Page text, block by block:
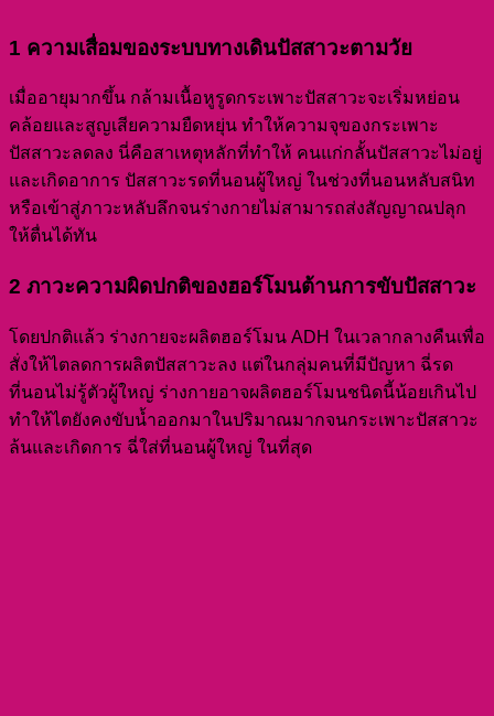
1 ความเสื่อมของระบบทางเดินปัสสาวะตามวัย
เมื่ออายุมากขึ้น กล้ามเนื้อหูรูดกระเพาะปัสสาวะจะเริ่มหย่อน
คล้อยและสูญเสียความยืดหยุ่น ทำให้ความจุของกระเพาะ
ปัสสาวะลดลง นี่คือสาเหตุหลักที่ทำให้ คนแก่กลั้นปัสสาวะไม่อยู่
และเกิดอาการ ปัสสาวะรดที่นอนผู้ใหญ่ ในช่วงที่นอนหลับสนิท
หรือเข้าสู่ภาวะหลับลึกจนร่างกายไม่สามารถส่งสัญญาณปลุก
ให้ตื่นได้ทัน
2 ภาวะความผิดปกติของฮอร์โมนต้านการขับปัสสาวะ
โดยปกติแล้ว ร่างกายจะผลิตฮอร์โมน ADH ในเวลากลางคืนเพื่อ
สั่งให้ไตลดการผลิตปัสสาวะลง แต่ในกลุ่มคนที่มีปัญหา ฉี่รด
ที่นอนไม่รู้ตัวผู้ใหญ่ ร่างกายอาจผลิตฮอร์โมนชนิดนี้น้อยเกินไป
ทำให้ไตยังคงขับน้ำออกมาในปริมาณมากจนกระเพาะปัสสาวะ
ล้นและเกิดการ ฉี่ใส่ที่นอนผู้ใหญ่ ในที่สุด